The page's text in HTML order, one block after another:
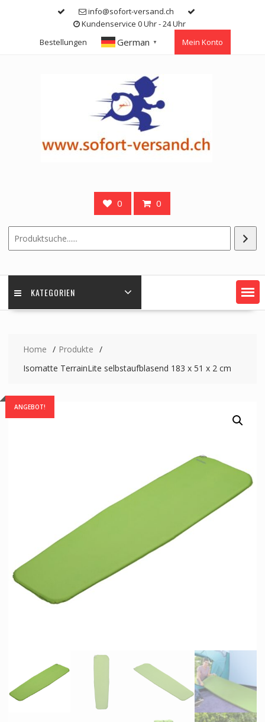
info@sofort-versand.ch
Kundenservice 0 Uhr - 24 Uhr
Bestellungen
German ▼ Mein Konto
0 0
KATEGORIEN
Home
Produkte
Isomatte TerrainLite selbstaufblasend 183 x 51 x 2 cm
ANGEBOT!